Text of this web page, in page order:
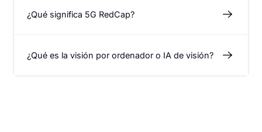
¿Qué significa 5G RedCap?
¿Qué es la visión por ordenador o IA de visión?